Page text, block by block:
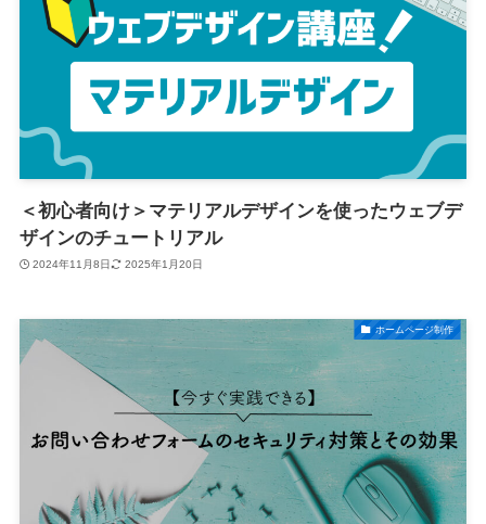
＜初心者向け＞マテリアルデザインを使ったウェブデ
ザインのチュートリアル
2024年11月8日 2025年1月20日
ホームページ制作